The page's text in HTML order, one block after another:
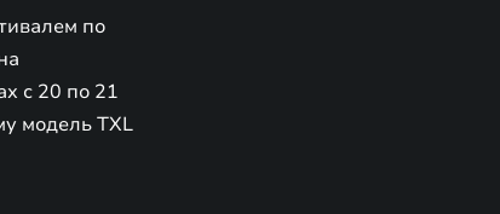
по
с 20 по 21
модель TXL